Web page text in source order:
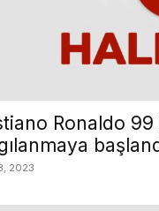
Ronaldo 99
2023